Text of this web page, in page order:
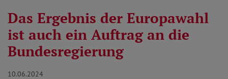
Das Ergebnis der Europawahl
ist auch ein Auftrag an die
Bundesregierung
10.06.2024